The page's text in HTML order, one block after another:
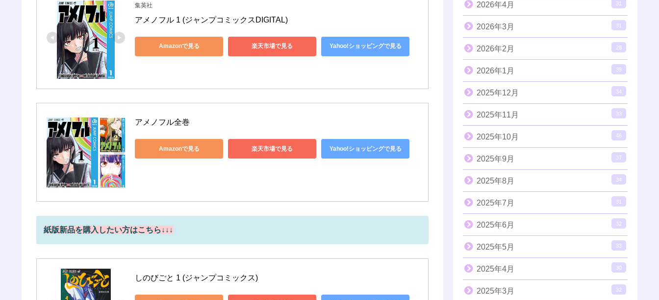
集英社
アメノフル 1 (ジャンプコミックスDIGITAL)
Amazonで見る 楽天市場で見る Yahoo!ショッピングで見る
アメノフル全巻
Amazonで見る 楽天市場で見る Yahoo!ショッピングで見る
紙版新品を購入したい方はこちら↓↓↓
しのびごと 1 (ジャンプコミックス)
2026年4月 31
2026年3月 31
2026年2月 28
2026年1月 39
2025年12月 34
2025年11月 33
2025年10月 46
2025年9月 37
2025年8月 34
2025年7月 31
2025年6月 32
2025年5月 33
2025年4月 30
2025年3月 32